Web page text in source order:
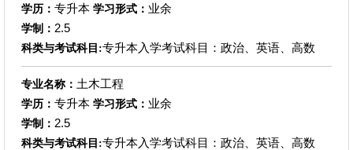
学历： 专升本 学习形式： 业余
学制： 2.5
科类与考试科目:专升本入学考试科目：政治、英语、高数
专业名称： 土木工程
学历： 专升本 学习形式： 业余
学制： 2.5
科类与考试科目:专升本入学考试科目：政治、英语、高数